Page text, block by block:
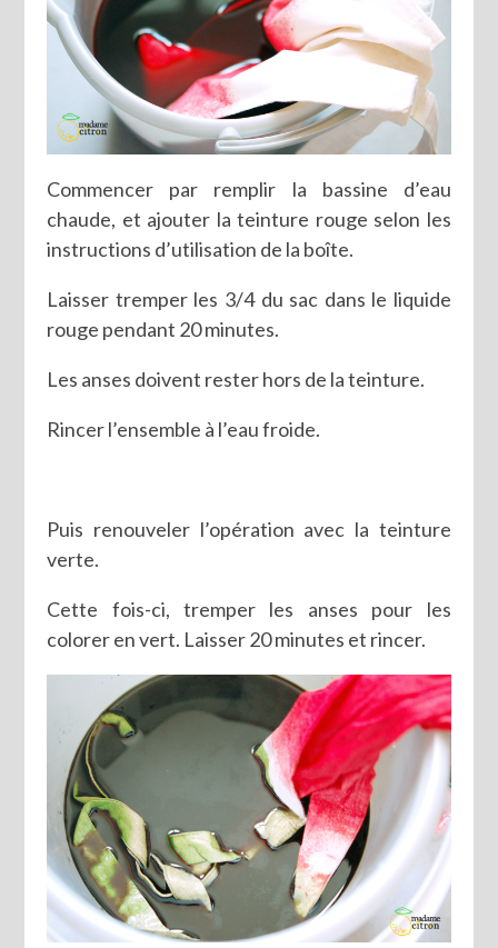
Commencer par remplir la bassine d’eau
chaude, et ajouter la teinture rouge selon les
instructions d’utilisation de la boîte.
Laisser tremper les 3/4 du sac dans le liquide
rouge pendant 20 minutes.
Les anses doivent rester hors de la teinture.
Rincer l’ensemble à l’eau froide.
Puis renouveler l’opération avec la teinture
verte.
Cette fois-ci, tremper les anses pour les
colorer en vert. Laisser 20 minutes et rincer.